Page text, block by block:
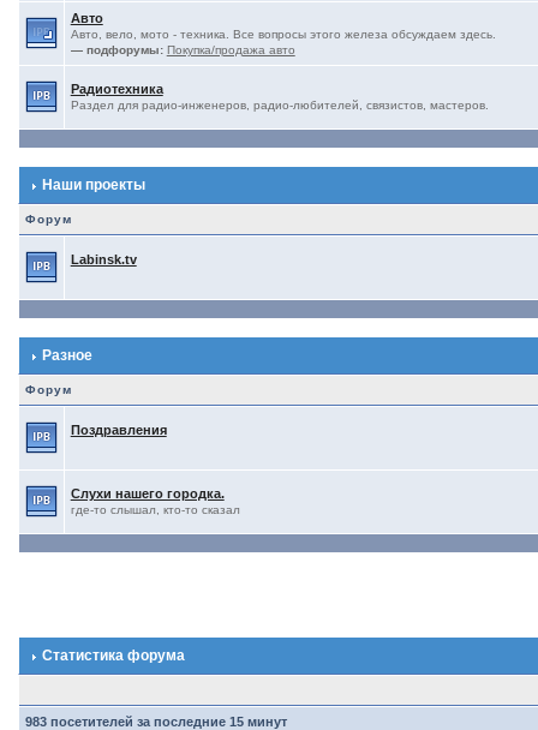
Авто
Авто, вело, мото - техника. Все вопросы этого железа обсуждаем здесь.
— подфорумы: Покупка/продажа авто
Радиотехника
Раздел для радио-инженеров, радио-любителей, связистов, мастеров.
Наши проекты
Форум
Labinsk.tv
Разное
Форум
Поздравления
Слухи нашего городка.
где-то слышал, кто-то сказал
Статистика форума
983 посетителей за последние 15 минут